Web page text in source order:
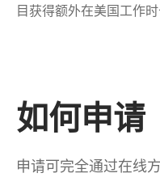
目获得额外在美国工作时
​如何申请
申请可完全通过在线